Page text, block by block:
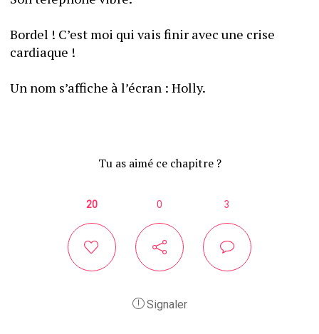
Bordel ! C’est moi qui vais finir avec une crise
cardiaque !
Un nom s’affiche à l’écran : Holly.
Tu as aimé ce chapitre ?
20 0 3
Signaler